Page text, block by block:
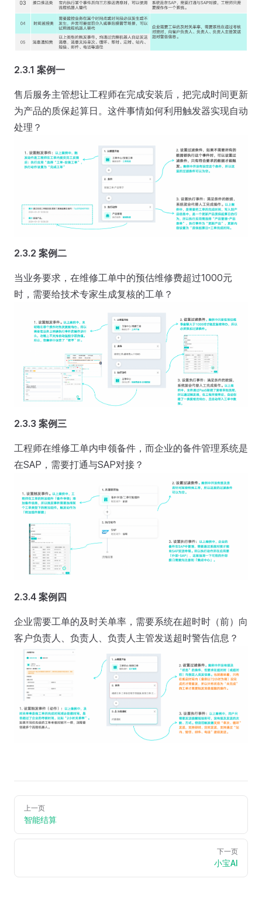
2.3.1 案例一
售后服务主管想让工程师在完成安装后，把完成时间更新
为产品的质保起算日。这件事情如何利用触发器实现自动
处理？
2.3.2 案例二
当业务要求，在维修工单中的预估维修费超过1000元
时，需要给技术专家生成复核的工单？
2.3.3 案例三
工程师在维修工单内申领备件，而企业的备件管理系统是
在SAP，需要打通与SAP对接？
2.3.4 案例四
企业需要工单的及时关单率，需要系统在超时时（前）向
客户负责人、负责人、负责人主管发送超时警告信息？
上一页
智能结算
下一页
小宝AI